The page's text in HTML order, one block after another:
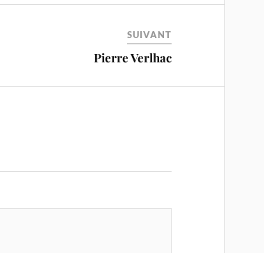
SUIVANT
Pierre Verlhac